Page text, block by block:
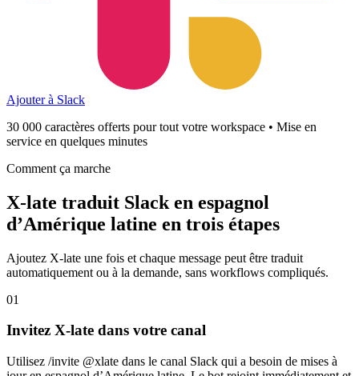
Ajouter à Slack
30 000 caractères offerts pour tout votre workspace • Mise en
service en quelques minutes
Comment ça marche
X-late traduit Slack en espagnol
d’Amérique latine en trois étapes
Ajoutez X-late une fois et chaque message peut être traduit
automatiquement ou à la demande, sans workflows compliqués.
01
Invitez X-late dans votre canal
Utilisez /invite @xlate dans le canal Slack qui a besoin de mises à